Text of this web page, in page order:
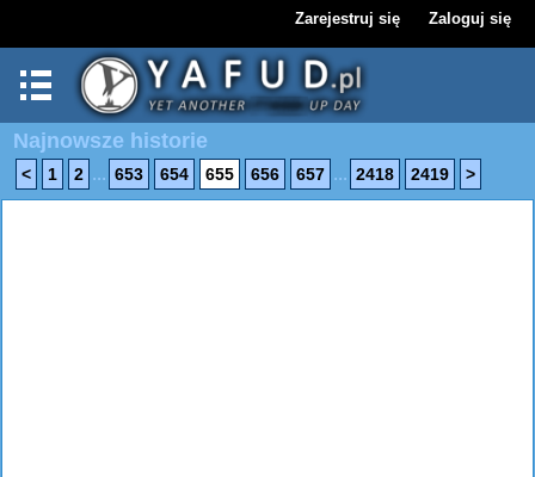
Zarejestruj się Zaloguj się
Najnowsze historie
< 1 2 ... 653 654 655 656 657 ... 2418 2419 >